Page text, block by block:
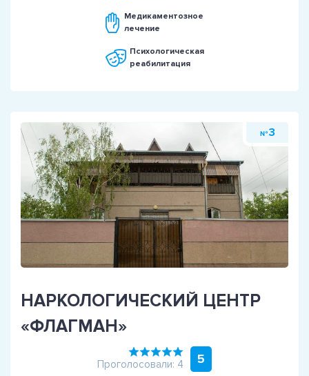
Медикаментозное
лечение
Психологическая
реабилитация
№ 3
НАРКОЛОГИЧЕСКИЙ ЦЕНТР
«ФЛАГМАН»
Проголосовали: 4 5